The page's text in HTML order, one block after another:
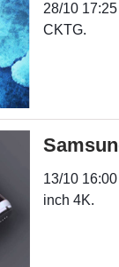
28/10
CKTG.
13/10
inch 4K.